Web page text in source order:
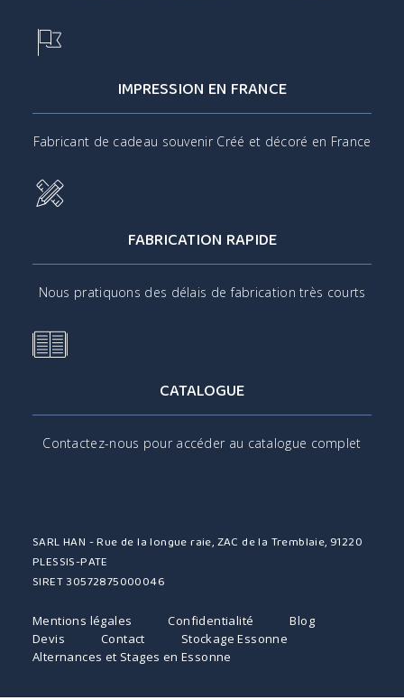
IMPRESSION EN FRANCE
Fabricant de cadeau souvenir Créé et décoré en France
FABRICATION RAPIDE
Nous pratiquons des délais de fabrication très courts
CATALOGUE
Contactez-nous pour accéder au catalogue complet
SARL HAN - Rue de la longue raie, ZAC de la Tremblaie, 91220
PLESSIS-PATE
SIRET 30572875000046
Mentions légales Confidentialité
Blog
Devis
Contact
Stockage Essonne
Alternances et Stages en Essonne